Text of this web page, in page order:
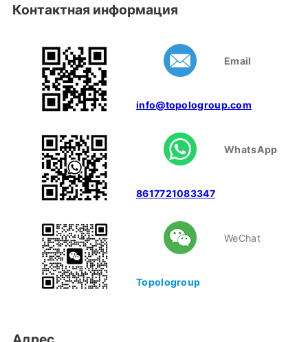
Контактная информация
Email
info@topologroup.com
WhatsApp
8617721083347
WeChat
Topologroup